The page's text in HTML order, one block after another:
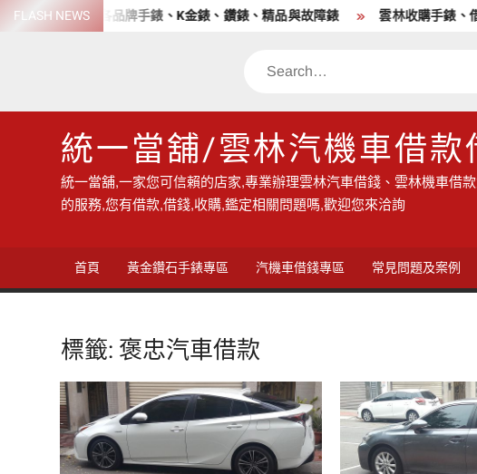
SkipFLASH NEWS
高價收購各品牌手錶、K金錶、鑽錶、精品與故障錶 雲林收購手錶、借
Search
統一當舖/雲林汽機車借
統一當舖,一家您可信賴的店家,專業辦理雲林汽車借錢、雲林機車借
的服務,您有借款,借錢,收購,鑑定相關問題嗎,歡迎您來洽詢
首頁 黃金鑽石手錶專區 汽機車借錢專區 常見問題及案例
標籤: 褒忠汽車借款